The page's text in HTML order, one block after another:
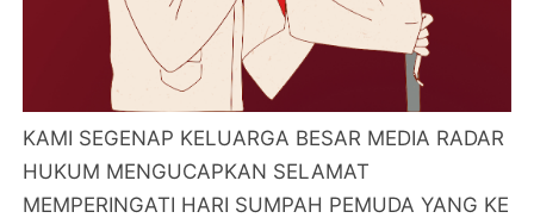
KAMI SEGENAP KELUARGA BESAR MEDIA RADAR
HUKUM MENGUCAPKAN SELAMAT
MEMPERINGATI HARI SUMPAH PEMUDA YANG KE